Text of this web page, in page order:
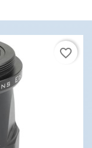
favorite_border